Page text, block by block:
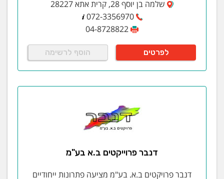
שלמה בן יוסף 28, קרית אתא 28227
072-3356970
04-8728822
לפרטים הוסף לרשימה
דנבר פרוייקטים ב.א בע"מ
דנבר פרויקטים ב.א. בע"מ מציעה פתרונות ייחודיים